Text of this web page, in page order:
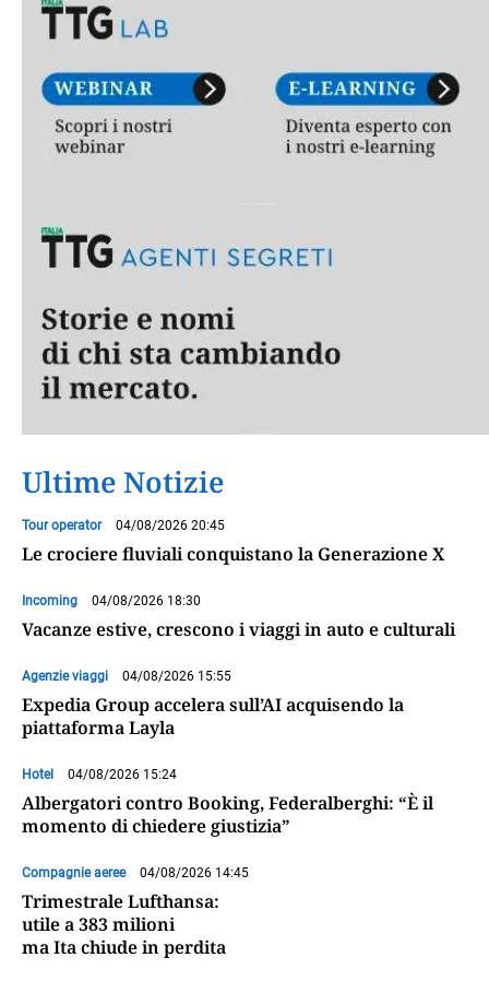
Ultime Notizie
Tour operator 04/08/2026 20:45
Le crociere fluviali conquistano la Generazione X
Incoming 04/08/2026 18:30
Vacanze estive, crescono i viaggi in auto e culturali
Agenzie viaggi 04/08/2026 15:55
Expedia Group accelera sull’AI acquisendo la
piattaforma Layla
Hotel 04/08/2026 15:24
Albergatori contro Booking, Federalberghi: “È il
momento di chiedere giustizia”
Compagnie aeree 04/08/2026 14:45
Trimestrale Lufthansa:
utile a 383 milioni
ma Ita chiude in perdita